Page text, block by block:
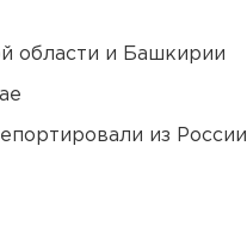
области и Башкирии
из России